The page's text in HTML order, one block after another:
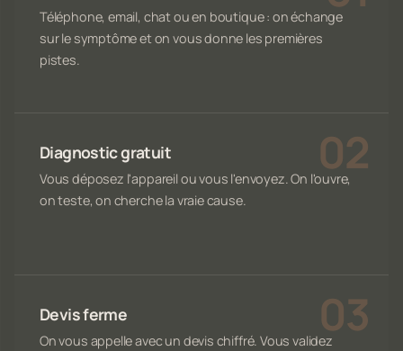
Téléphone, email, chat ou en boutique : on échange
sur le symptôme et on vous donne les premières
pistes.
Diagnostic gratuit
Vous déposez l'appareil ou vous l'envoyez. On l'ouvre,
on teste, on cherche la vraie cause.
Devis ferme
On vous appelle avec un devis chiffré. Vous validez